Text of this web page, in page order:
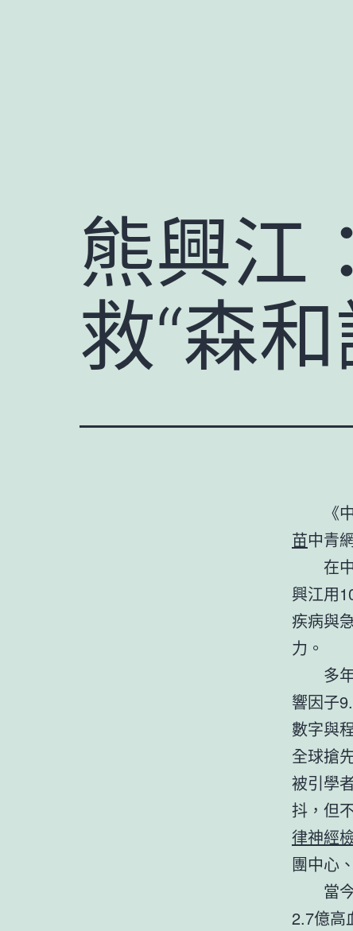
熊興江
救“森
《
苗中青
在
興江用
疾病與
力。
多
響因子
數字與
全球搶
被引學
抖，但
律神經
團中心
當
2.7億高